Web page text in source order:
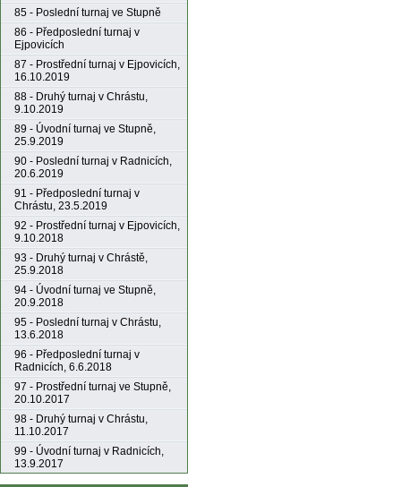
85 - Poslední turnaj ve Stupně
86 - Předposlední turnaj v
Ejpovicích
87 - Prostřední turnaj v Ejpovicích,
16.10.2019
88 - Druhý turnaj v Chrástu,
9.10.2019
89 - Úvodní turnaj ve Stupně,
25.9.2019
90 - Poslední turnaj v Radnicích,
20.6.2019
91 - Předposlední turnaj v
Chrástu, 23.5.2019
92 - Prostřední turnaj v Ejpovicích,
9.10.2018
93 - Druhý turnaj v Chrástě,
25.9.2018
94 - Úvodní turnaj ve Stupně,
20.9.2018
95 - Poslední turnaj v Chrástu,
13.6.2018
96 - Předposlední turnaj v
Radnicích, 6.6.2018
97 - Prostřední turnaj ve Stupně,
20.10.2017
98 - Druhý turnaj v Chrástu,
11.10.2017
99 - Úvodní turnaj v Radnicích,
13.9.2017